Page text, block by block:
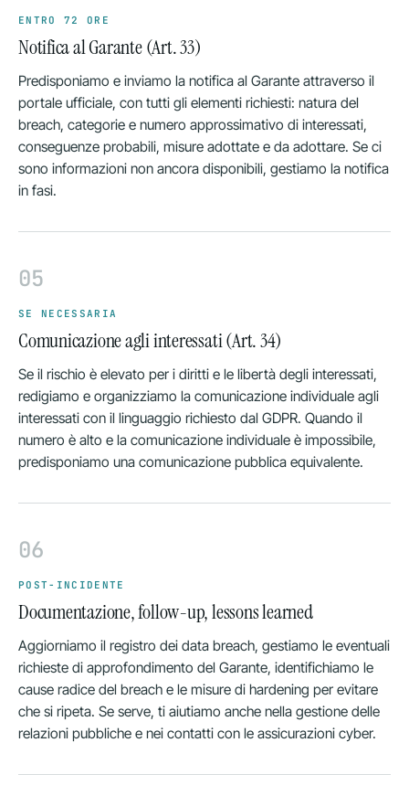
ENTRO 72 ORE
Notifica al Garante (Art. 33)
Predisponiamo e inviamo la notifica al Garante attraverso il
portale ufficiale, con tutti gli elementi richiesti: natura del
breach, categorie e numero approssimativo di interessati,
conseguenze probabili, misure adottate e da adottare. Se ci
sono informazioni non ancora disponibili, gestiamo la notifica
in fasi.
05
SE NECESSARIA
Comunicazione agli interessati (Art. 34)
Se il rischio è elevato per i diritti e le libertà degli interessati,
redigiamo e organizziamo la comunicazione individuale agli
interessati con il linguaggio richiesto dal GDPR. Quando il
numero è alto e la comunicazione individuale è impossibile,
predisponiamo una comunicazione pubblica equivalente.
06
POST-INCIDENTE
Documentazione, follow-up, lessons learned
Aggiorniamo il registro dei data breach, gestiamo le eventuali
richieste di approfondimento del Garante, identifichiamo le
cause radice del breach e le misure di hardening per evitare
che si ripeta. Se serve, ti aiutiamo anche nella gestione delle
relazioni pubbliche e nei contatti con le assicurazioni cyber.